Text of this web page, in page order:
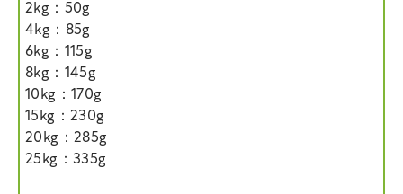
2kg：50g
4kg：85g
6kg：115g
8kg：145g
10kg：170g
15kg：230g
20kg：285g
25kg：335g